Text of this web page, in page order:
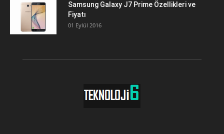
Samsung Galaxy J7 Prime Özellikleri ve
Fiyatı
01 Eylül 2016